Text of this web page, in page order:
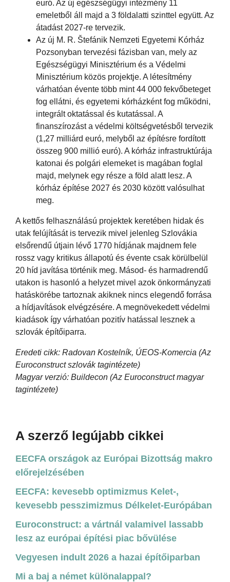
euró. Az új egészségügyi intézmény 11
emeletből áll majd a 3 földalatti szinttel együtt. Az
átadást 2027-re tervezik.
Az új M. R. Štefánik Nemzeti Egyetemi Kórház
Pozsonyban tervezési fázisban van, mely az
Egészségügyi Minisztérium és a Védelmi
Minisztérium közös projektje. A létesítmény
várhatóan évente több mint 44 000 fekvőbeteget
fog ellátni, és egyetemi kórházként fog működni,
integrált oktatással és kutatással. A
finanszírozást a védelmi költségvetésből tervezik
(1,27 milliárd euró, melyből az építésre fordított
összeg 900 millió euró). A kórház infrastruktúrája
katonai és polgári elemeket is magában foglal
majd, melynek egy része a föld alatt lesz. A
kórház építése 2027 és 2030 között valósulhat
meg.
A kettős felhasználású projektek keretében hidak és
utak felújítását is tervezik mivel jelenleg Szlovákia
elsőrendű útjain lévő 1770 hídjának majdnem fele
rossz vagy kritikus állapotú és évente csak körülbelül
20 híd javítása történik meg. Másod- és harmadrendű
utakon is hasonló a helyzet mivel azok önkormányzati
hatáskörébe tartoznak akiknek nincs elegendő forrása
a hídjavítások elvégzésére. A megnövekedett védelmi
kiadások így várhatóan pozitív hatással lesznek a
szlovák építőiparra.
Eredeti cikk: Radovan Kostelník, ÚEOS-Komercia (Az
Euroconstruct szlovák tagintézete)
Magyar verzió: Buildecon (Az Euroconstruct magyar
tagintézete)
A szerző legújabb cikkei
EECFA országok az Európai Bizottság makro
előrejelzésében
EECFA: kevesebb optimizmus Kelet-,
kevesebb pesszimizmus Délkelet-Európában
Euroconstruct: a vártnál valamivel lassabb
lesz az európai építési piac bővülése
Vegyesen indult 2026 a hazai építőiparban
Mi a baj a német különalappal?